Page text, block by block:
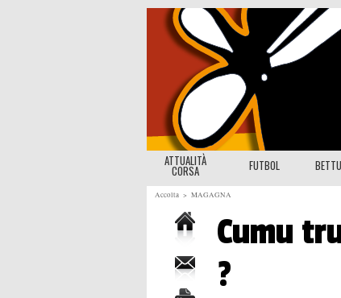
ATTUALITÀ
CORSA FUTBOL
Accolta > MAGAGNA
Cumu
?